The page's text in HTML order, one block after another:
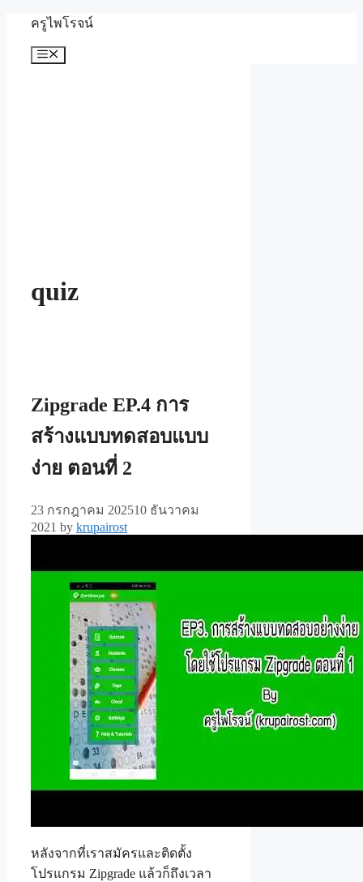
content
ครูไพโรจน์
Menu
quiz
Zipgrade EP.4 การ
สร้างแบบทดสอบแบบ
ง่าย ตอนที่ 2
23 กรกฎาคม 202510 ธันวาคม
2021 by krupairost
หลังจากที่เราสมัครและติดตั้ง
โปรแกรม Zipgrade แล้วก็ถึงเวลา